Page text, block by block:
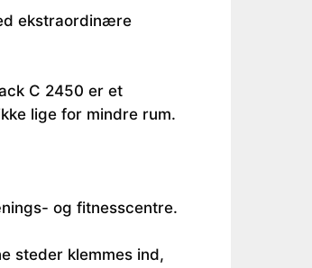
ekstraordinære
C 2450 er et
lige for mindre rum.
og fitnesscentre.
steder klemmes ind,